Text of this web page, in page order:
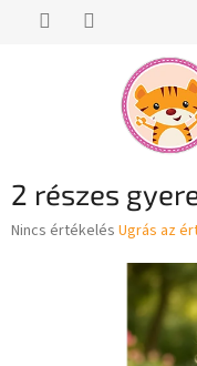
2 részes
A
Nincs értékelés Ugrás az